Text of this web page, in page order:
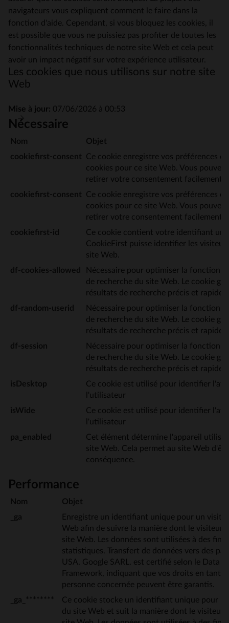
navigateurs vous expliquent comment le faire dans la
fonction d'aide. Cependant, si vous bloquez les cookies, il
est possible que vous ne puissiez pas profiter de toutes les
fonctionnalités techniques de notre site Web et cela peut
avoir un impact négatif sur votre expérience utilisateur.
Les cookies que nous utilisons sur notre site
Web
Mise à jour: 07/06/2026 à 00:53
Nécessaire
Nom
Objet
cookiefirst-consent
Ce cookie enregistre vos préférences
cookies pour ce site Web. Vous pouvez
retirer votre consentement facilement.
cookiefirst-consent
Ce cookie enregistre vos préférences
cookies pour ce site Web. Vous pouvez
retirer votre consentement facilement.
cookiefirst-id
Ce cookie contient votre identifiant
CookieFirst puisse identifier les
site Web.
df-cookies-allowed
Nécessaire pour optimiser la
de recherche du site Web. Le cookie
résultats de recherche précis et rapides.
df-random-userid
Nécessaire pour optimiser la
de recherche du site Web. Le cookie
résultats de recherche précis et rapides.
df-session
Nécessaire pour optimiser la
de recherche du site Web. Le cookie
résultats de recherche précis et rapides.
isDesktop
Ce cookie est utilisé pour identifier
l'utilisateur
isWide
Ce cookie est utilisé pour identifier
l'utilisateur
pa_enabled
Cet élément détermine l'appareil utilisé
site Web. Cela permet au site Web
conséquence.
Performance
Nom
Objet
_ga
Enregistre un identifiant unique pour un
Web afin de suivre la manière dont le visiteur
site Web. Les données sont utilisées à des fins
statistiques. Transfert de données vers des
USA. Google SARL. est certifié selon le Data
Framework, indiquant que vos droits en tant
personne concernée peuvent être garantis.
_ga_********
Ce cookie stocke un identifiant unique pour
du site Web et suit la manière dont le visiteur